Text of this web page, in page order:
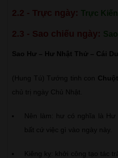
2.2 - Trực ngày: Trực Kiến
2.3 - Sao chiếu ngày:
Sao Hư – Hư Nhật Thử – Cái
(Hung Tú) Tướng tinh con Chuột
chủ trị ngày Chủ Nhật.
Nên làm: hư có nghĩa là
bất cứ việc gì vào ngày này.
Kiêng kỵ: khởi công tạo tác